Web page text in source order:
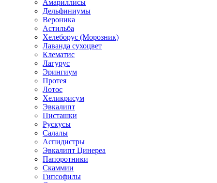
Амариллисы
Дельфиниумы
Вероника
Астильба
Хелеборус (Морозник)
Лаванда сухоцвет
Клематис
Лагурус
Эрингиум
Протея
Лотос
Хеликрисум
Эвкалипт
Писташки
Рускусы
Салалы
Аспидистры
Эвкалипт Цинереа
Папоротники
Скаммии
Гипсофилы